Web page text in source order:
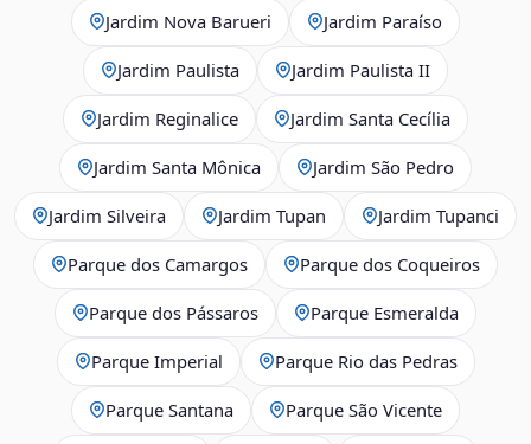
Jardim Nova Barueri Jardim Paraíso
Jardim Paulista Jardim Paulista II
Jardim Reginalice Jardim Santa Cecília
Jardim Santa Mônica Jardim São Pedro
Jardim Silveira Jardim Tupan Jardim Tupanci
Parque dos Camargos Parque dos Coqueiros
Parque dos Pássaros Parque Esmeralda
Parque Imperial Parque Rio das Pedras
Parque Santana Parque São Vicente